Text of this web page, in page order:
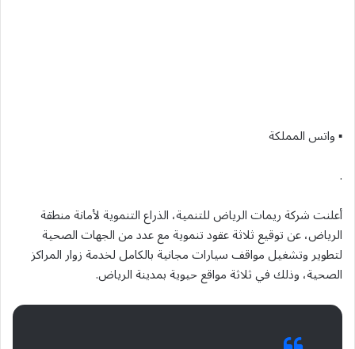
▪︎ واتس المملكة
.
أعلنت شركة ريمات الرياض للتنمية، الذراع التنموية لأمانة منطقة
الرياض، عن توقيع ثلاثة عقود تنموية مع عدد من الجهات الصحية
لتطوير وتشغيل مواقف سيارات مجانية بالكامل لخدمة زوار المراكز
الصحية، وذلك في ثلاثة مواقع حيوية بمدينة الرياض.